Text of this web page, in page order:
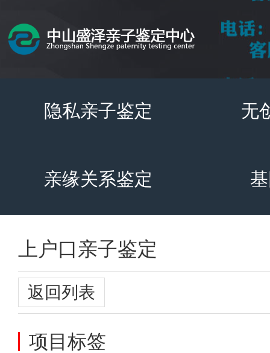
隐私亲子鉴定 无
亲缘关系鉴定
上户口亲子鉴定
返回列表
项目标签